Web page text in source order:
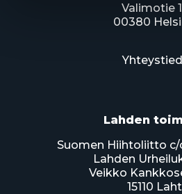
Valimotie
00380
Lahden
Suomen Hiihtoliitto c/
Lahden
Veikko
15110